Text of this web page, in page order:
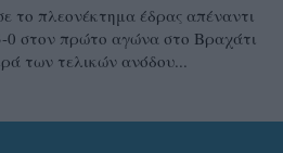
το πλεονέκτημα έδρας απέναντι
0 στον πρώτο αγώνα στο Βραχάτι
των τελικών ανόδου...